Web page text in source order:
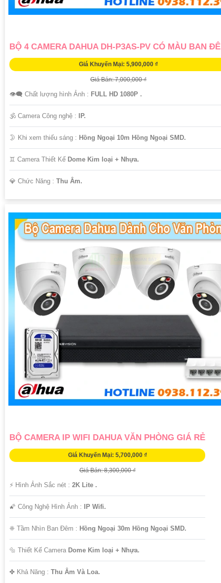
BỘ 4 CAMERA DAHUA DH-P3AS-PV CÓ MÀU BAN
Giá Khuyến Mại: 5,900,000 ₫
Giá Bán: 7,000,000 ₫
👁️‍🗨 Chất lượng hình Ảnh : FULL HD 1080P .
🕉️ Camera Công nghệ : IP.
🌛 Khi xem thiếu sáng : Hồng Ngoại 10m Hồng Ngoại SMD.
♊ Camera Thiết Kế Dome Kim loại + Nhựa.
️💎 Chức Năng : Thu Âm.
BỘ CAMERA IP WIFI DAHUA VĂN PHÒNG GIÁ RẺ
Giá Khuyến Mại: 5,700,000 ₫
Giá Bán: 8,300,000 ₫
️⚡ Hình Ảnh Sắc nét : 2K Lite .
🌠 Công Nghệ Hình Ảnh : IP Wifi.
❈ Tầm Nhìn Ban Đêm : Hồng Ngoại 30m Hồng Ngoại SMD.
🔩 Thiết Kế Camera Dome Kim loại + Nhựa.
️✤ Khả Năng : Thu Âm Và Loa.